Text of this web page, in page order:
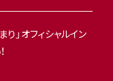
」オフィシャルイン